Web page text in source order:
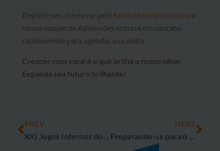
Registre seu interesse pelo formulário de cadastro e
nossa equipe de Admissões entrará em contato
rapidamente para agendar sua visita.
Crescer com você é o que brilha o nosso olhar.
Expanda seu futuro brilhante!
PREV
NEXT